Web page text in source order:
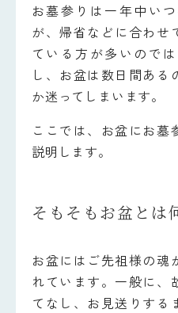
お墓参りは一年中い
が、帰省などに合わせ
ている方が多いので
し、お盆は数日間ある
か迷ってしまいます。
ここでは、お盆にお墓
説明します。
そもそもお盆とは
お盆にはご先祖様の魂
れています。一般に、
てなし、お見送りする